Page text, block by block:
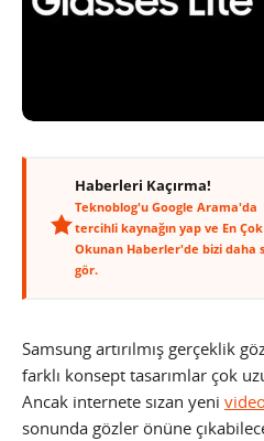
Haberleri Kaçırma!
Teknoblog'u Google Arama'da
tercihli kaynağın yap ve En Çok
Okunan Haberler'de bizi daha
gör.
Samsung artırılmış gerçeklik
farklı konsept tasarımlar çok
Ancak internete sızan yeni
sonunda gözler önüne